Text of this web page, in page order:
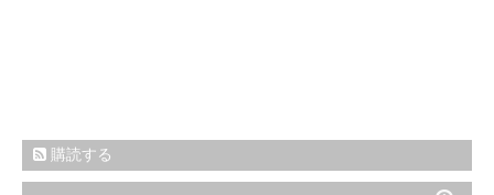
購読する